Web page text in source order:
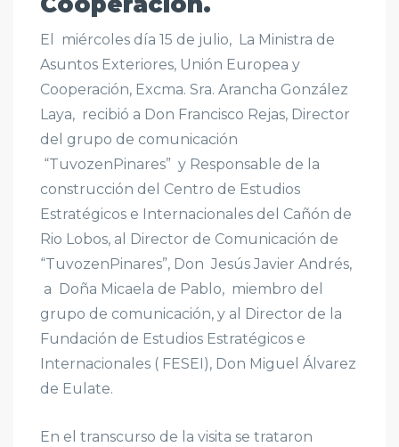
El miércoles día 15 de julio, La Ministra de
Asuntos Exteriores, Unión Europea y
Cooperación, Excma. Sra. Arancha González
Laya, recibió a Don Francisco Rejas, Director
del grupo de comunicación
“TuvozenPinares” y Responsable de la
construcción del Centro de Estudios
Estratégicos e Internacionales del Cañón de
Rio Lobos, al Director de Comunicación de
“TuvozenPinares”, Don Jesús Javier Andrés,
a Doña Micaela de Pablo, miembro del
grupo de comunicación, y al Director de la
Fundación de Estudios Estratégicos e
Internacionales ( FESEI), Don Miguel Álvarez
de Eulate.
En el transcurso de la visita se trataron